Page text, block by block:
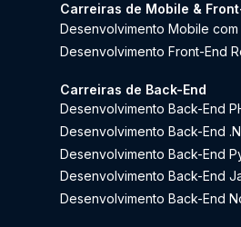
Carreiras de Mobile &
Desenvolvimento Mobile com
Desenvolvimento Front-End
Carreiras de Back-End
Desenvolvimento Back-End
Desenvolvimento Back-End
Desenvolvimento Back-End
Desenvolvimento Back-End
Desenvolvimento Back-End